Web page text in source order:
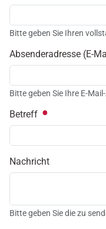
Bitte geben Sie Ihren
Absenderadresse (E-
Bitte geben Sie Ihre E-
Betreff
Nachricht
Bitte geben Sie die zu